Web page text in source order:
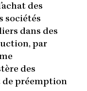
des
sociétés
dans des
par
des
de préemption